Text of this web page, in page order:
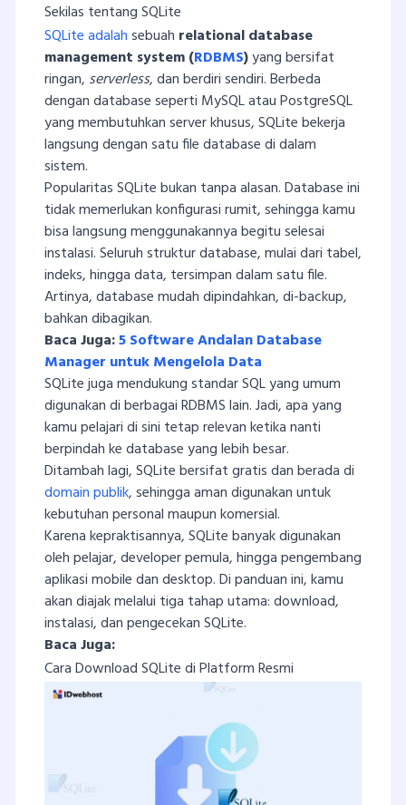
Sekilas tentang SQLite
SQLite adalahsebuah relational database
management system (RDBMS)yang bersifat
ringan, serverless, dan berdiri sendiri. Berbeda
dengan database seperti MySQL atau PostgreSQL
yang membutuhkan server khusus, SQLite bekerja
langsung dengan satu file database di dalam
sistem.
Popularitas SQLite bukan tanpa alasan. Database ini
tidak memerlukan konfigurasi rumit, sehingga kamu
bisa langsung menggunakannya begitu selesai
instalasi. Seluruh struktur database, mulai dari tabel,
indeks, hingga data, tersimpan dalam satu file.
Artinya, database mudah dipindahkan, di-backup,
bahkan dibagikan.
Baca Juga:5 Software Andalan Database
Manager untuk Mengelola Data
SQLite juga mendukung standar SQL yang umum
digunakan di berbagai RDBMS lain. Jadi, apa yang
kamu pelajari di sini tetap relevan ketika nanti
berpindah ke database yang lebih besar.
Ditambah lagi, SQLite bersifat gratis dan berada di
domain publik, sehingga aman digunakan untuk
kebutuhan personal maupun komersial.
Karena kepraktisannya, SQLite banyak digunakan
oleh pelajar, developer pemula, hingga pengembang
aplikasi mobile dan desktop. Di panduan ini, kamu
akan diajak melalui tiga tahap utama: download,
instalasi, dan pengecekan SQLite.
Baca Juga:
Cara Download SQLite di Platform Resmi